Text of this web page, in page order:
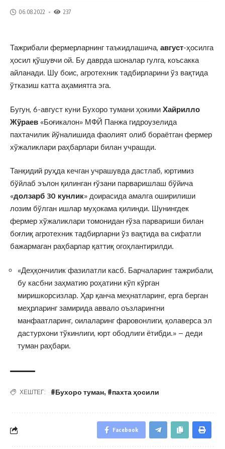
06.08.2022 237
Тажрибали фермерларнинг таъкидлашича, август-ҳосилга
ҳосил қўшувчи ой. Бу даврда шоналар гулга, коъсакка
айланади. Шу боис, агротехник тадбирларини ўз вақтида
ўтказиш катта аҳамиятга эга.
Бугун, 6-август куни Бухоро тумани ҳокими Хайрилло
Жўраев «Боғикалон» МФЙ Панжа гидроузелида
пахтачилик йўналишида фаолият олиб бораётган фермер
хўжаликлари раҳбарлари билан учрашди.
Танқидий руҳда кечган учрашувда дастлаб, юртимиз
бўйлаб эълон қилинган ғўзани парваришлаш бўйича
«долзарб 30 кунлик» доирасида амалга оширилиши
лозим бўлган ишлар муҳокама қилинди. Шунингдек
фермер хўжаликлари томонидан ғўза парвариши билан
боғлиқ агротехник тадбирларни ўз вақтида ва сифатли
бажармаган раҳбарлар қаттиқ огоҳлантирилди.
«Деҳқончилик фазилатли касб. Барчаларинг тажрибали,
бу касбни заҳматию роҳатини кўп кўрган
миришкорсизлар. Ҳар қанча меҳнатларинг, ерга берган
меҳрларинг замирида аввало оъзларингни
манфаатларинг, оилаларинг фаровонлиги, қолаверса эл
дастурхони тўкинлиги, юрт ободлиги ётибди.» – деди
туман раҳбари.
ХЕШТЕГ: #Бухоро туман, #пахта ҳосили
Facebook